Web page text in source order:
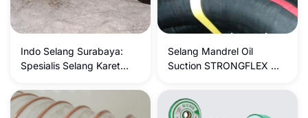
Indo Selang Surabaya:
Spesialis Selang Karet
Selang Mandrel Oil
Suction STRONGFLEX WP
Industri mm